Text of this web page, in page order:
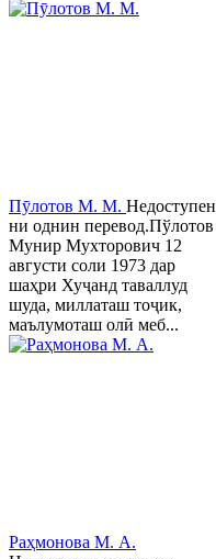
Пӯлотов М. М. Недоступен
ни однин перевод.Пўлотов
Мунир Мухторович 12
августи соли 1973 дар
шаҳри Хуҷанд таваллуд
шуда, миллаташ тоҷик,
маълумоташ олӣ меб...
Раҳмонова М. А.